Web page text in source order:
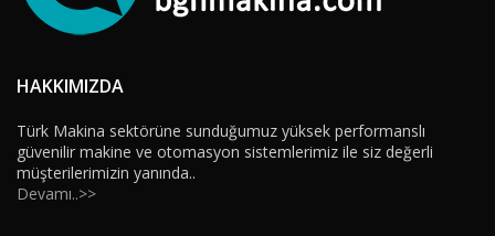
HAKKIMIZDA
Türk Makina sektörüne sunduğumuz yüksek performanslı
güvenilir makine ve otomasyon sistemlerimiz ile siz değerli
müşterilerimizin yanında..
Devamı..>>